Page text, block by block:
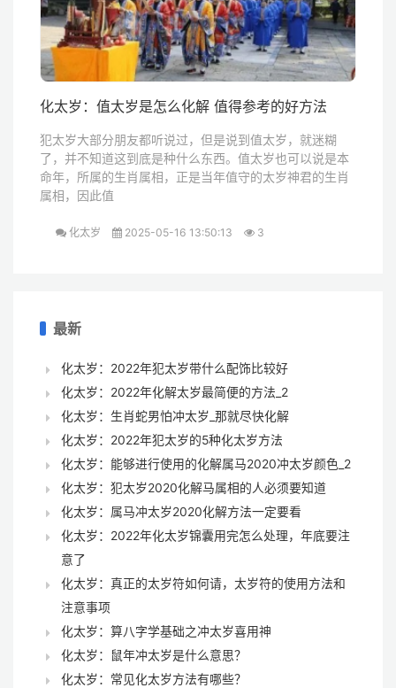
化太岁：值太岁是怎么化解 值得参考的好方法
犯太岁大部分朋友都听说过，但是说到值太岁，就迷糊
了，并不知道这到底是种什么东西。值太岁也可以说是本
命年，所属的生肖属相，正是当年值守的太岁神君的生肖
属相，因此值
化太岁 2025-05-16 13:50:13 3
最新
化太岁：2022年犯太岁带什么配饰比较好
化太岁：2022年化解太岁最简便的方法_2
化太岁：生肖蛇男怕冲太岁_那就尽快化解
化太岁：2022年犯太岁的5种化太岁方法
化太岁：能够进行使用的化解属马2020冲太岁颜色_2
化太岁：犯太岁2020化解马属相的人必须要知道
化太岁：属马冲太岁2020化解方法一定要看
化太岁：2022年化太岁锦囊用完怎么处理，年底要注
意了
化太岁：真正的太岁符如何请，太岁符的使用方法和
注意事项
化太岁：算八字学基础之冲太岁喜用神
化太岁：鼠年冲太岁是什么意思？
化太岁：常见化太岁方法有哪些？